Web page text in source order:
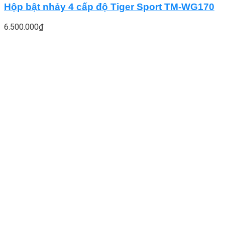
Hộp bật nhảy 4 cấp độ Tiger Sport TM-WG170
6.500.000₫